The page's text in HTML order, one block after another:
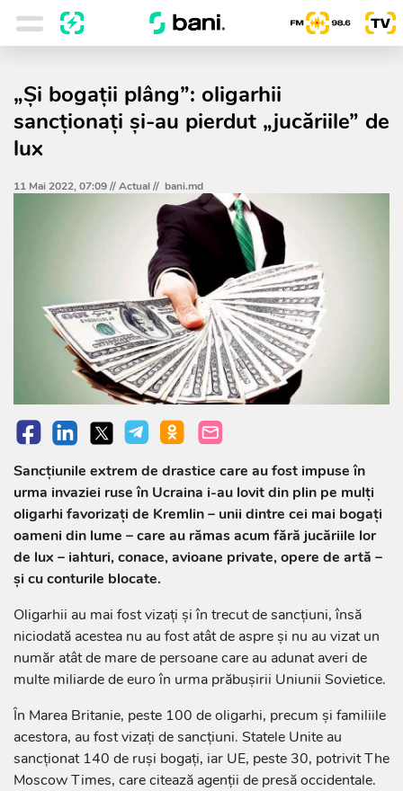
„Și bogații plâng”: oligarhii
sancționați și-au pierdut „jucăriile” de
lux
11 Mai 2022, 07:09 //Actual// bani.md
Sancțiunile extrem de drastice care au fost impuse în
urma invaziei ruse în Ucraina i-au lovit din plin pe mulți
oligarhi favorizați de Kremlin – unii dintre cei mai bogați
oameni din lume – care au rămas acum fără jucăriile lor
de lux – iahturi, conace, avioane private, opere de artă –
și cu conturile blocate.
Oligarhii au mai fost vizați și în trecut de sancțiuni, însă
niciodată acestea nu au fost atât de aspre și nu au vizat un
număr atât de mare de persoane care au adunat averi de
multe miliarde de euro în urma prăbușirii Uniunii Sovietice.
În Marea Britanie, peste 100 de oligarhi, precum și familiile
acestora, au fost vizați de sancțiuni. Statele Unite au
sancționat 140 de ruși bogați, iar UE, peste 30, potrivit The
Moscow Times, care citează agenții de presă occidentale.